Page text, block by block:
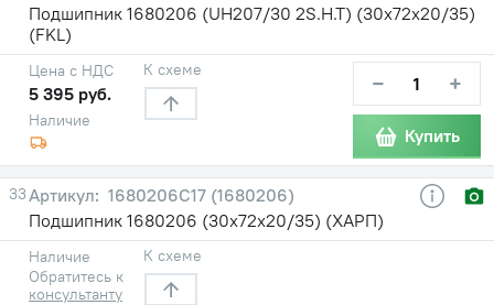
Подшипник 1680206 (UH207/30 2S.H.T) (30х72х20/35)
(FKL)
Наличие
Цена с НДС
5 395 руб.
К схеме − +
Купить
33
1680206С17 (1680206)
Подшипник 1680206 (30х72х20/35) (ХАРП)
Наличие
Обратитесь к
консультанту
К схеме